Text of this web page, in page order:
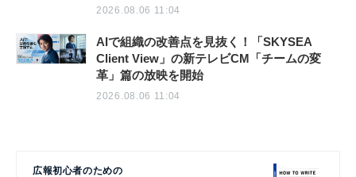
2026.08.06 11:04
AIで組織の改善点を見抜く！「SKYSEA
Client View」の新テレビCM「チームの変
革」篇の放映を開始
2026.08.06 11:04
広報初心者のための